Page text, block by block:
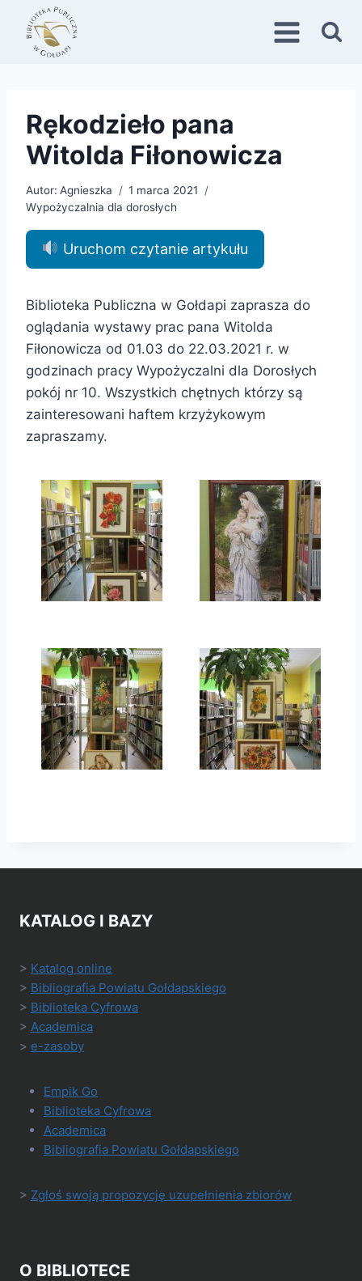
Przejdź
treści
Rękodzieło pana
Witolda Fiłonowicza
Autor: Agnieszka
1 marca 2021
Wypożyczalnia dla dorosłych
Uruchom czytanie artykułu
Biblioteka Publiczna w Gołdapi zaprasza do
oglądania wystawy prac pana Witolda
Fiłonowicza od 01.03 do 22.03.2021 r. w
godzinach pracy Wypożyczalni dla Dorosłych
pokój nr 10. Wszystkich chętnych którzy są
zainteresowani haftem krzyżykowym
zapraszamy.
KATALOG I BAZY
> Katalog online
> Bibliografia Powiatu Gołdapskiego
> Biblioteka Cyfrowa
> Academica
> e-zasoby
Empik Go
Biblioteka Cyfrowa
Academica
Bibliografia Powiatu Gołdapskiego
> Zgłoś swoją propozycję uzupełnienia zbiorów
O BIBLIOTECE